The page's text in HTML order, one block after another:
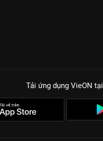
Tải ứng dụng VieON tại